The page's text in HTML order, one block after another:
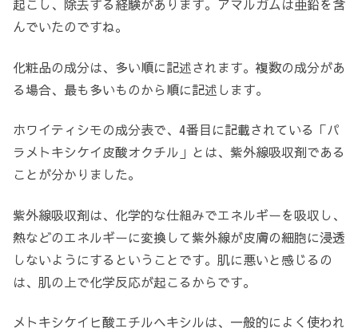
起こし、除去する経験があります。アマルガムは亜鉛を含
んでいたのですね。
化粧品の成分は、多い順に記述されます。複数の成分があ
る場合、最も多いものから順に記述します。
ホワイティシモの成分表で、4番目に記載されている「パ
ラメトキシケイ皮酸オクチル」とは、紫外線吸収剤である
ことが分かりました。
紫外線吸収剤は、化学的な仕組みでエネルギーを吸収し、
熱などのエネルギーに変換して紫外線が皮膚の細胞に浸透
しないようにするということです。肌に悪いと感じるの
は、肌の上で化学反応が起こるからです。
メトキシケイヒ酸エチルヘキシルは、一般的によく使われ